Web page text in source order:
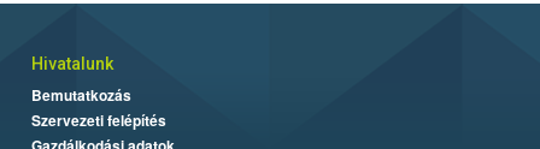
Hivatalunk
Bemutatkozás
Szervezeti felépítés